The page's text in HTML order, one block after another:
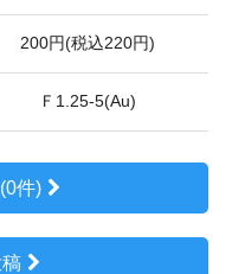
200円(税込220円)
Ｆ1.25-5(Au)
件)